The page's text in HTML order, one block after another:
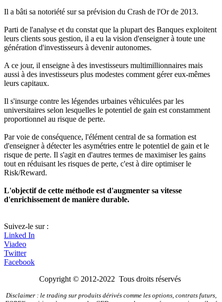
Il a bâti sa notoriété sur sa prévision du Crash de l'Or de 2013.
Parti de l'analyse et du constat que la plupart des Banques exploitent
leurs clients sous gestion, il a eu la vision d'enseigner à toute une
génération d'investisseurs à devenir autonomes.
A ce jour, il enseigne à des investisseurs multimillionnaires mais
aussi à des investisseurs plus modestes comment gérer eux-mêmes
leurs capitaux.
Il s'insurge contre les légendes urbaines véhiculées par les
universitaires selon lesquelles le potentiel de gain est constamment
proportionnel au risque de perte.
Par voie de conséquence, l'élément central de sa formation est
d'enseigner à détecter les asymétries entre le potentiel de gain et le
risque de perte. Il s'agit en d'autres termes de maximiser les gains
tout en réduisant les risques de perte, c'est à dire optimiser le
Risk/Reward.
L'objectif de cette méthode est d'augmenter sa vitesse
d'enrichissement de manière durable.
Suivez-le sur :
Linked In
Viadeo
Twitter
Facebook
Copyright © 2012-2022 Tous droits réservés
Disclaimer : le trading sur produits dérivés comme les options, contrats futurs,